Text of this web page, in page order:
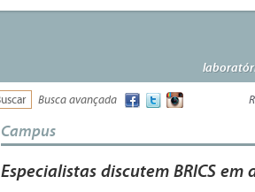
Busca avançada
Campus
Especialistas discutem BRICS em